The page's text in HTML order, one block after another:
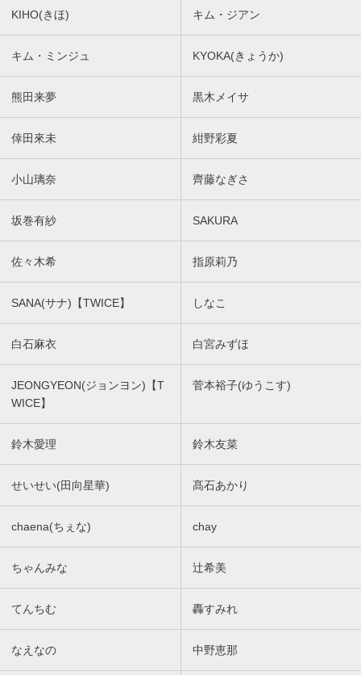
KIHO(きほ) キム・ジアン
キム・ミンジュ KYOKA(きょうか)
熊田来夢 黒木メイサ
倖田來未 紺野彩夏
小山璃奈 齊藤なぎさ
坂巻有紗 SAKURA
佐々木希 指原莉乃
SANA(サナ)【TWICE】 しなこ
白石麻衣 白宮みずほ
JEONGYEON(ジョンヨン)【T
WICE】
菅本裕子(ゆうこす)
鈴木愛理 鈴木友菜
せいせい(田向星華) 髙石あかり
chaena(ちぇな) chay
ちゃんみな 辻希美
てんちむ 轟すみれ
なえなの 中野恵那